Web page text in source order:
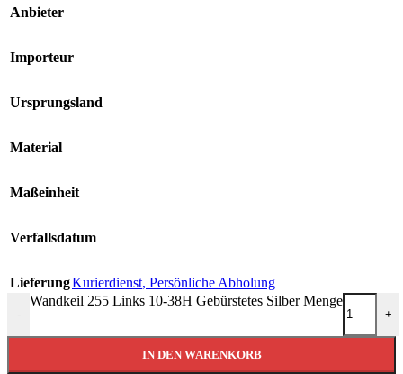
Anbieter
Importeur
Ursprungsland
Material
Maßeinheit
Verfallsdatum
LieferungKurierdienst, Persönliche Abholung
-
Wandkeil 255 Links 10-38H Gebürstetes Silber Menge
+
IN DEN WARENKORB